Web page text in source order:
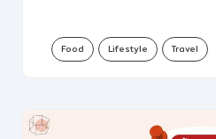
Food Lifestyle Travel